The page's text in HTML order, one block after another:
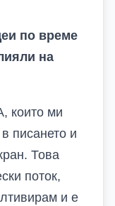
по време
на
които ми
писането и
Това
поток,
и е